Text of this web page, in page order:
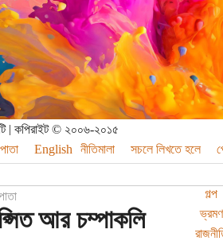
| কপিরাইট © ২০০৬-২০১৫
English নীতিমালা সচলে লিখতে হলে
গল্প
ভ্রমণ
আর চম্পাকলি